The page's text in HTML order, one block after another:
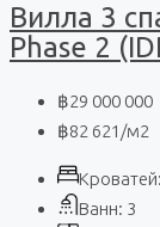
Вилла 3
Phase 2
฿29 000 000
฿82 621 /м2
Кроватей:
Ванн: 3